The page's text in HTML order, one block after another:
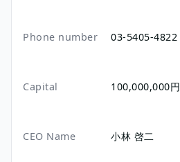
Phone number 03-5405-4822
Capital 100,000,000円
CEO Name 小林 啓二